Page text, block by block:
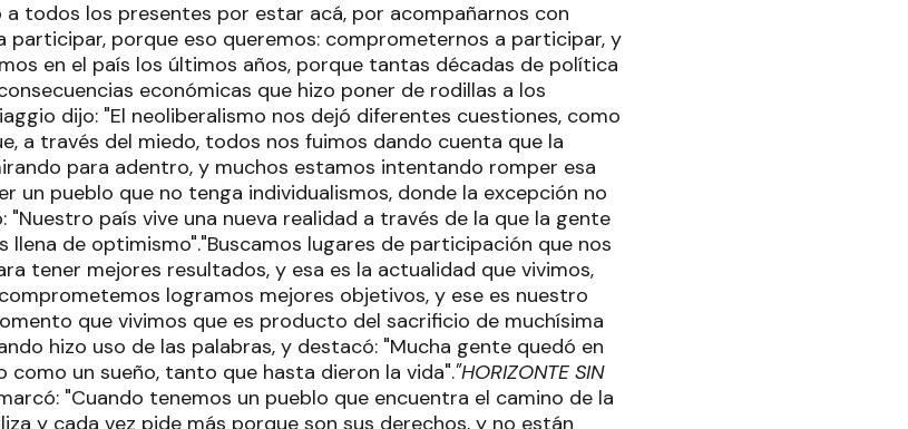
a todos los presentes por estar acá, por acompañarnos con
participar, porque eso queremos: comprometernos a participar, y
en el país los últimos años, porque tantas décadas de política
económicas que hizo poner de rodillas a los
dijo: "El neoliberalismo nos dejó diferentes cuestiones, como
a través del miedo, todos nos fuimos dando cuenta que la
para adentro, y muchos estamos intentando romper esa
un pueblo que no tenga individualismos, donde la excepción no
"Nuestro país vive una nueva realidad a través de la que la gente
llena de optimismo"."Buscamos lugares de participación que nos
tener mejores resultados, y esa es la actualidad que vivimos,
logramos mejores objetivos, y ese es nuestro
que vivimos que es producto del sacrificio de muchísima
hizo uso de las palabras, y destacó: "Mucha gente quedó en
como un sueño, tanto que hasta dieron la vida"."HORIZONTE SIN
"Cuando tenemos un pueblo que encuentra el camino de la
y cada vez pide más porque son sus derechos, y no están